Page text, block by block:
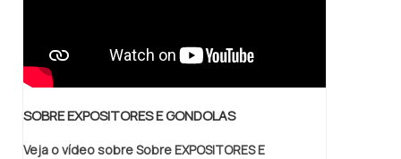
SOBRE EXPOSITORES E GONDOLAS
Veja o vídeo sobre Sobre EXPOSITORES E